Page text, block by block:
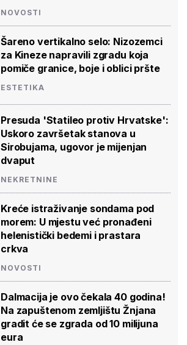
NOVOSTI
Šareno vertikalno selo: Nizozemci
za Kineze napravili zgradu koja
pomiče granice, boje i oblici pršte
ESTETIKA
Presuda 'Statileo protiv Hrvatske':
Uskoro završetak stanova u
Sirobujama, ugovor je mijenjan
dvaput
NEKRETNINE
Kreće istraživanje sondama pod
morem: U mjestu već pronađeni
helenistički bedemi i prastara
crkva
NOVOSTI
Dalmacija je ovo čekala 40 godina!
Na zapuštenom zemljištu Žnjana
gradit će se zgrada od 10 milijuna
eura